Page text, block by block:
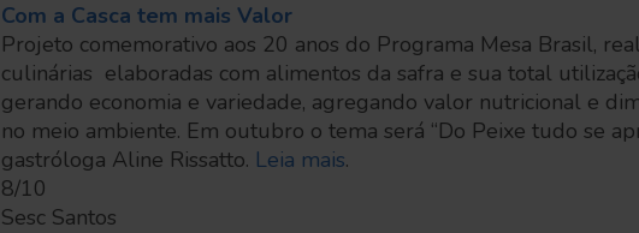
Com a Casca tem mais Valor
Projeto comemorativo aos 20 anos do Programa Mesa Brasil,
culinárias elaboradas com alimentos da safra e sua total
gerando economia e variedade, agregando valor nutricional e
no meio ambiente. Em outubro o tema será “Do Peixe tudo se
gastróloga Aline Rissatto. Leia mais.
8/10
Sesc Santos